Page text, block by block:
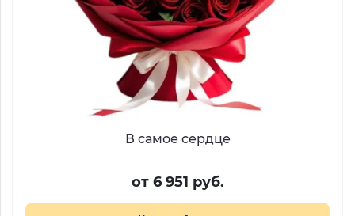
В самое сердце
от 6 951 руб.